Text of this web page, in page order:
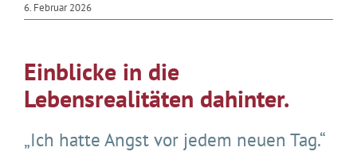
6. Februar 2026
Einblicke in die
Lebensrealitäten dahinter.
„Ich hatte Angst vor jedem neuen Tag.“